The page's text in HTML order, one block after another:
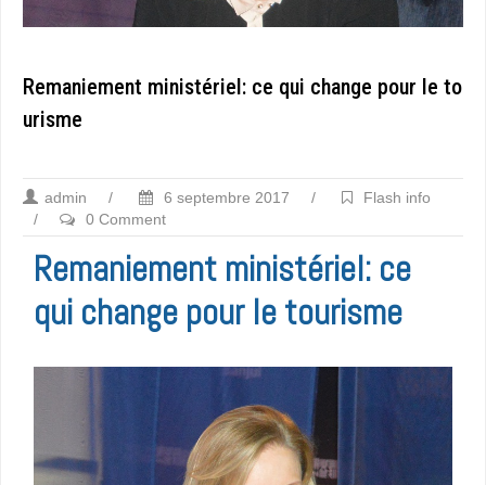
Remaniement ministériel: ce qui change pour le to
urisme
admin / 6 septembre 2017 /
Flash info
/
0 Comment
Remaniement ministériel: ce
qui change pour le tourisme